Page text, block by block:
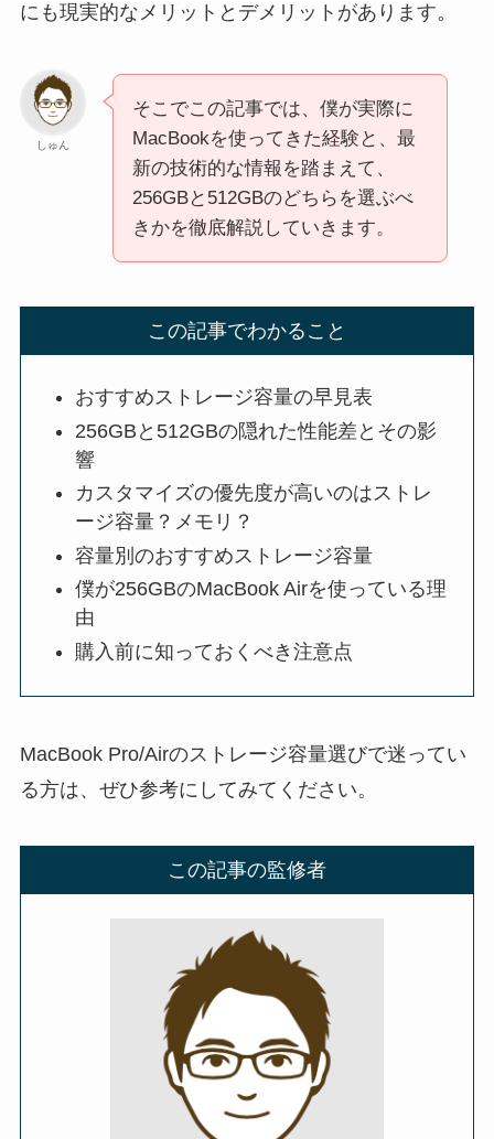
にも現実的なメリットとデメリットがあります。
しゅん
そこでこの記事では、僕が実際に
MacBookを使ってきた経験と、最
新の技術的な情報を踏まえて、
256GBと512GBのどちらを選ぶべ
きかを徹底解説していきます。
この記事でわかること
おすすめストレージ容量の早見表
256GBと512GBの隠れた性能差とその影
響
カスタマイズの優先度が高いのはストレ
ージ容量？メモリ？
容量別のおすすめストレージ容量
僕が256GBのMacBook Airを使っている理
由
購入前に知っておくべき注意点
MacBook Pro/Airのストレージ容量選びで迷ってい
る方は、ぜひ参考にしてみてください。
この記事の監修者